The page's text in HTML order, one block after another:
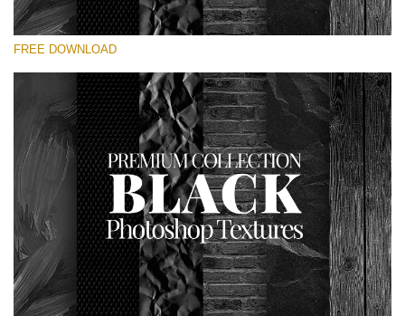
Prosím vyberte
Small 800*533px
Black Textures
(30 Textures)
Large 6000*4000px
Entire Collection
(1783 Overlays)
Large 6000*4000px
FREE DOWNLOAD